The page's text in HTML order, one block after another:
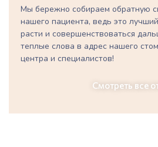
Мы бережно собираем обратную
нашего пациента, ведь это
расти и совершенствоваться
теплые слова в адрес нашего
центра и специалистов!
Смотреть все